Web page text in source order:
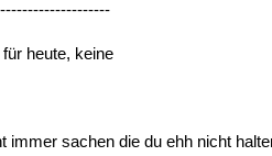
heute, keine
immer sachen die du ehh nicht